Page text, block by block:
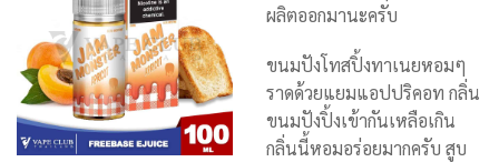
ผลิตออกมานะครับ
ขนมปังโทสปิ้งทาเนยหอมๆ
ราดด้วยแยมแอปปริคอท กลิ่น
ขนมปังปิ้งเข้ากันเหลือเกิน
กลิ่นนี้หอมอร่อยมากครับ สูบ